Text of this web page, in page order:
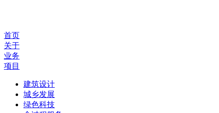
首页
关于
业务
项目
建筑设计
城乡发展
绿色科技